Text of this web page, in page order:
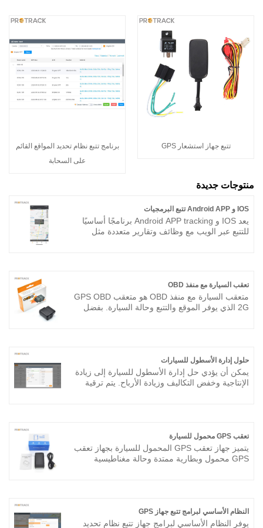
تتبع جهاز استشعار GPS
برنامج تتبع نظام تحديد المواقع القائم
على السحابة
منتوجات جديدة
IOS و Android APP تتبع البرمجيات
يعد IOS و Android APP tracking برنامجًا أساسيًا
للتتبع عبر الويب مع وظائف وتقارير متعددة مثل
تعقب السيارة مع منفذ OBD
متعقب السيارة مع منفذ OBD هو متعقب GPS OBD
2G الذي يوفر الموقع والتتبع وحالة السيارة. بفضل
حلول إدارة الأسطول للسيارات
يمكن أن يؤدي حل إدارة الأسطول للسيارة إلى زيادة
الإنتاجية وخفض التكاليف وزيادة الأرباح. يتم ترقية
نظام التتبع الذي تحتاجه.
تعقب GPS محمول للسيارة
يتميز جهاز تعقب GPS المحمول للسيارة بجهاز تعقب
GPS محمول وبطارية ممتدة وحالة مغناطيسية
النظام الأساسي لبرامج تتبع جهاز GPS
يوفر النظام الأساسي لبرامج جهاز تتبع نظام تحديد